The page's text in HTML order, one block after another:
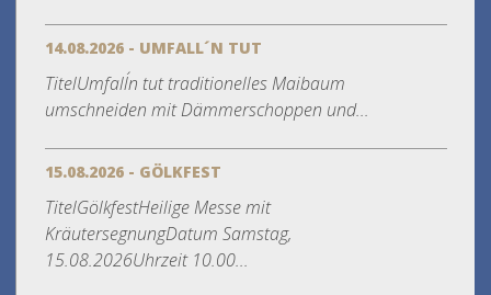
14.08.2026 - UMFALL´N TUT
TitelUmfall´n tut traditionelles Maibaum
umschneiden mit Dämmerschoppen und...
15.08.2026 - GÖLKFEST
TitelGölkfestHeilige Messe mit
KräutersegnungDatum Samstag,
15.08.2026Uhrzeit 10.00...